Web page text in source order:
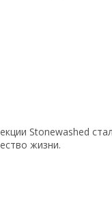
Stonewashed
жизни.